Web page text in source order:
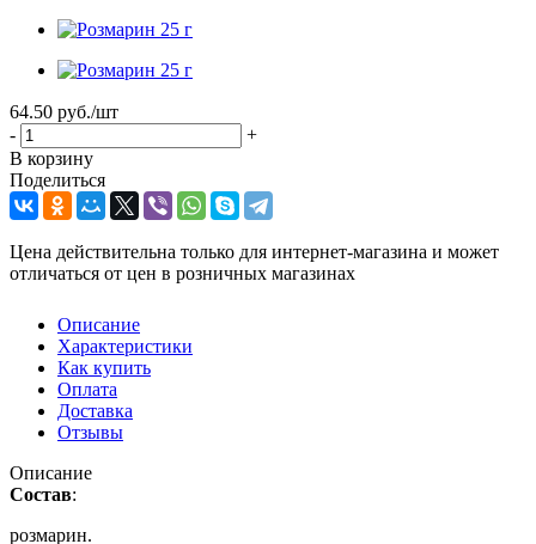
64.50 руб./шт
-
+
В корзину
Поделиться
Цена действительна только для интернет-магазина и может
отличаться от цен в розничных магазинах
Описание
Характеристики
Как купить
Оплата
Доставка
Отзывы
Описание
Состав:
розмарин.